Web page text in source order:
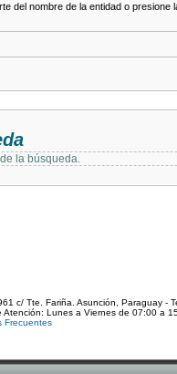
del nombre de la entidad o presione
la búsqueda.
c/ Tte. Fariña. Asunción, Paraguay -
Atención: Lunes a Viernes de 07:00 a
Frecuentes